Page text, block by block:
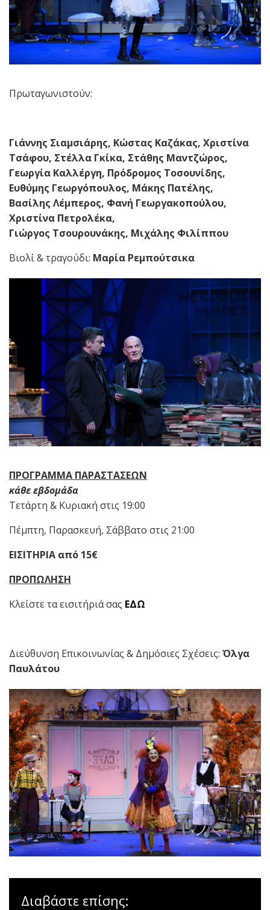
Πρωταγωνιστούν:
Γιάννης Σιαμσιάρης, Κώστας Καζάκας, Χριστίνα
Τσάφου, Στέλλα Γκίκα, Στάθης Μαντζώρος,
Γεωργία Καλλέργη, Πρόδρομος Τοσουνίδης,
Ευθύμης Γεωργόπουλος, Μάκης Πατέλης,
Βασίλης Λέμπερος, Φανή Γεωργακοπούλου,
Χριστίνα Πετρολέκα,
Γιώργος Τσουρουνάκης, Μιχάλης Φιλίππου
Βιολί & τραγούδι: Μαρία Ρεμπούτσικα
ΠΡΟΓΡΑΜΜΑ ΠΑΡΑΣΤΑΣΕΩΝ
κάθε εβδομάδα
Τετάρτη & Κυριακή στις 19:00
Πέμπτη, Παρασκευή, Σάββατο στις 21:00
ΕΙΣΙΤΗΡΙΑ από 15€
ΠΡΟΠΩΛΗΣΗ
Κλείστε τα εισιτήριά σας ΕΔΩ
Διεύθυνση Επικοινωνίας & Δημόσιες Σχέσεις: Όλγα
Παυλάτου
Διαβάστε επίσης: